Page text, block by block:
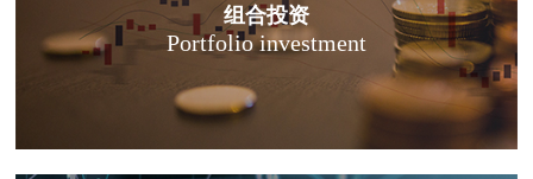
组合投资
Portfolio investment